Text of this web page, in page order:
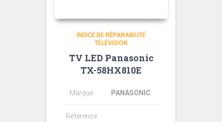
INDICE DE RÉPARABILITÉ
TÉLÉVISION
TV LED Panasonic
TX-58HX810E
Marque PANASONIC
Référence